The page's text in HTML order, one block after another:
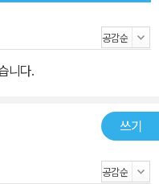
‘자기 안의 타자’, 즉 숨기고
생각하며 감추고 억압해온
다. 저자는 그렇게 자기 안
니다.
쓰기